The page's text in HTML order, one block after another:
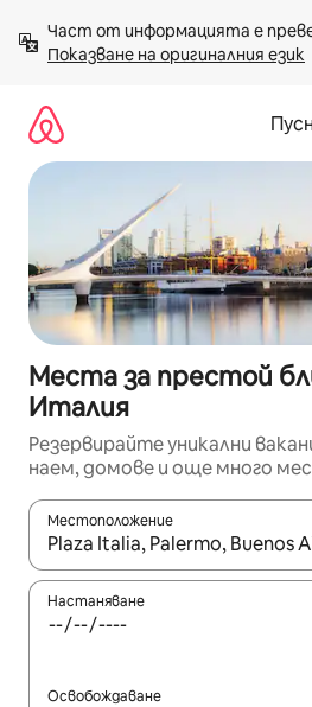
към
съдържанието
Показване на оригиналния език
Места за престой
Италия
Резервирайте уникални
наем, домове и още много
Местоположение
Когато резултатите се
Настаняване
Освобождаване